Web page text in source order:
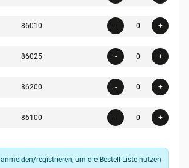
86010 - +
86025 - +
86200 - +
86100 - +
anmelden/registrieren, um die Bestell-Liste nutzen